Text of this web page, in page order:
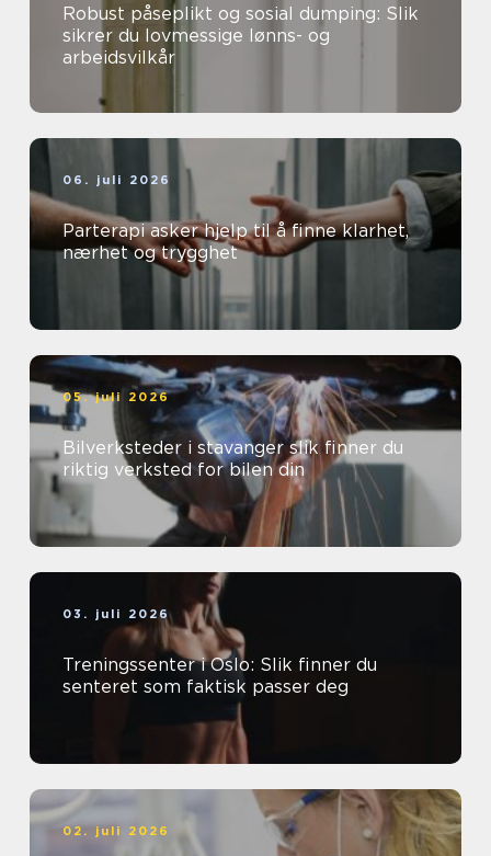
Robust påseplikt og sosial dumping: Slik
sikrer du lovmessige lønns- og
arbeidsvilkår
06. juli 2026
Parterapi asker hjelp til å finne klarhet,
nærhet og trygghet
05. juli 2026
Bilverksteder i stavanger slik finner du
riktig verksted for bilen din
03. juli 2026
Treningssenter i Oslo: Slik finner du
senteret som faktisk passer deg
02. juli 2026